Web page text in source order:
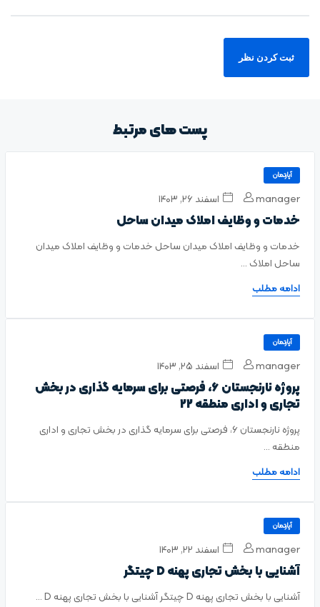
پست های مرتبط
آپارتمان
manager اسفند ۲۶, ۱۴۰۳
خدمات و وظایف املاک میدان ساحل
خدمات و وظایف املاک میدان ساحل خدمات و وظایف املاک میدان
ساحل املاک ...
ادامه مطلب
آپارتمان
manager اسفند ۲۵, ۱۴۰۳
پروژه نارنجستان 6، فرصتی برای سرمایه گذاری در بخش
تجاری و اداری منطقه 22
پروژه نارنجستان 6، فرصتی برای سرمایه گذاری در بخش تجاری و اداری
منطقه ...
ادامه مطلب
آپارتمان
manager اسفند ۲۲, ۱۴۰۳
آشنایی با بخش تجاری پهنه D چیتگر
آشنایی با بخش تجاری پهنه D چیتگر آشنایی با بخش تجاری پهنه D ...